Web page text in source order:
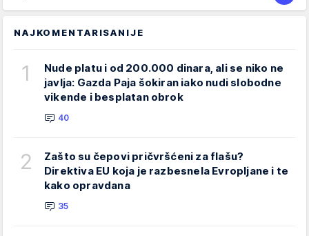
NAJKOMENTARISANIJE
1
Nude platu i od 200.000 dinara, ali se niko ne
javlja: Gazda Paja šokiran iako nudi slobodne
vikende i besplatan obrok
40
2
Zašto su čepovi pričvršćeni za flašu?
Direktiva EU koja je razbesnela Evropljane i te
kako opravdana
35